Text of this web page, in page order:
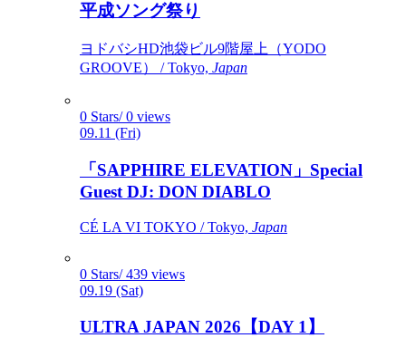
平成ソング祭り
ヨドバシHD池袋ビル9階屋上（YODO
GROOVE） / Tokyo, Japan
0 Stars/ 0 views
09.11 (Fri)
「SAPPHIRE ELEVATION」Special
Guest DJ: DON DIABLO
CÉ LA VI TOKYO / Tokyo, Japan
0 Stars/ 439 views
09.19 (Sat)
ULTRA JAPAN 2026【DAY 1】